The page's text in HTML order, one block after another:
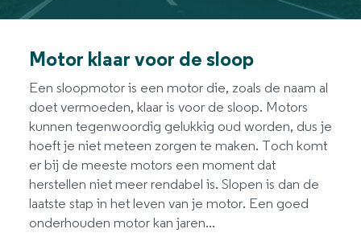
Motor klaar voor de sloop
Een sloopmotor is een motor die, zoals de naam al
doet vermoeden, klaar is voor de sloop. Motors
kunnen tegenwoordig gelukkig oud worden, dus je
hoeft je niet meteen zorgen te maken. Toch komt
er bij de meeste motors een moment dat
herstellen niet meer rendabel is. Slopen is dan de
laatste stap in het leven van je motor. Een goed
onderhouden motor kan jaren...